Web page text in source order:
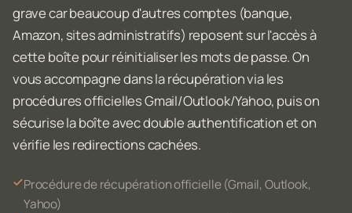
grave car beaucoup d'autres comptes (banque,
Amazon, sites administratifs) reposent sur l'accès à
cette boîte pour réinitialiser les mots de passe. On
vous accompagne dans la récupération via les
procédures officielles Gmail/Outlook/Yahoo, puis on
sécurise la boîte avec double authentification et on
vérifie les redirections cachées.
Procédure de récupération officielle (Gmail, Outlook,
Yahoo)